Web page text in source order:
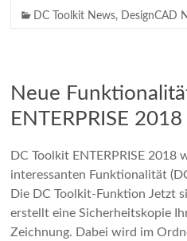
DC Toolkit News, DesignCAD
Neue
ENTERPRISE 2018
DC Toolkit ENTERPRISE
interessanten Funktionalität
Die DC Toolkit-Funktion Jetzt
erstellt eine Sicherheitskopie
Zeichnung. Dabei wird im